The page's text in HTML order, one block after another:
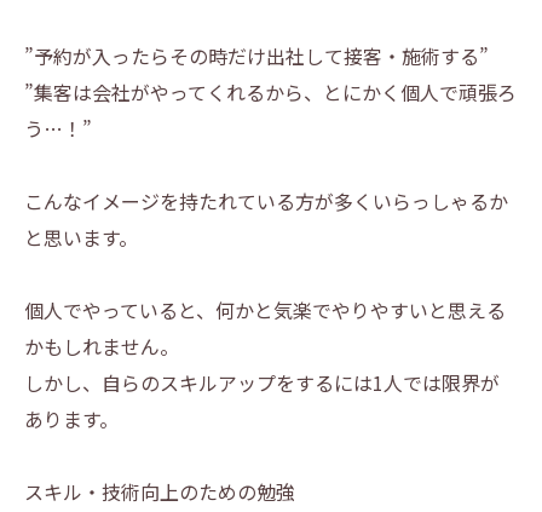
”予約が入ったらその時だけ出社して接客・施術する”
”集客は会社がやってくれるから、とにかく個人で頑張ろ
う…！”
こんなイメージを持たれている方が多くいらっしゃるか
と思います。
個人でやっていると、何かと気楽でやりやすいと思える
かもしれません。
しかし、自らのスキルアップをするには1人では限界が
あります。
スキル・技術向上のための勉強